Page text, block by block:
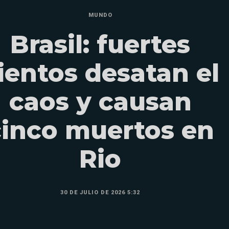
MUNDO
Brasil: fuertes
desatan el
caos y causan
muertos en
Rio
30 DE JULIO DE 2026 5:32